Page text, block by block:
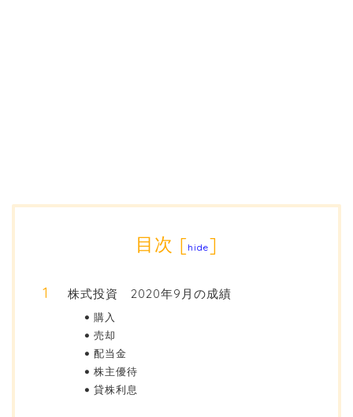
目次 [hide]
株式投資 2020年9月の成績
購入
売却
配当金
株主優待
貸株利息